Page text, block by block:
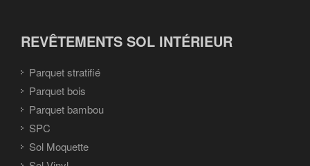
REVÊTEMENTS SOL INTÉRIEUR
Parquet stratifié
Parquet bois
Parquet bambou
SPC
Sol Moquette